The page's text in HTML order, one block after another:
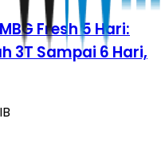
Fresh 5 Hari:
3T Sampai 6 Hari,